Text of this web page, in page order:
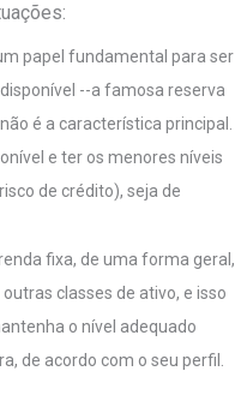
papel fundamental para ser
--a famosa reserva
é a característica principal.
e ter os menores níveis
de crédito), seja de
fixa, de uma forma geral,
classes de ativo, e isso
o nível adequado
de acordo com o seu perfil.